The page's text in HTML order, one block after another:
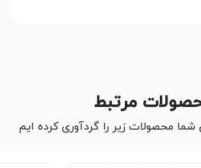
مرتبط
محصولات زیر را گردآوری کرده ایم